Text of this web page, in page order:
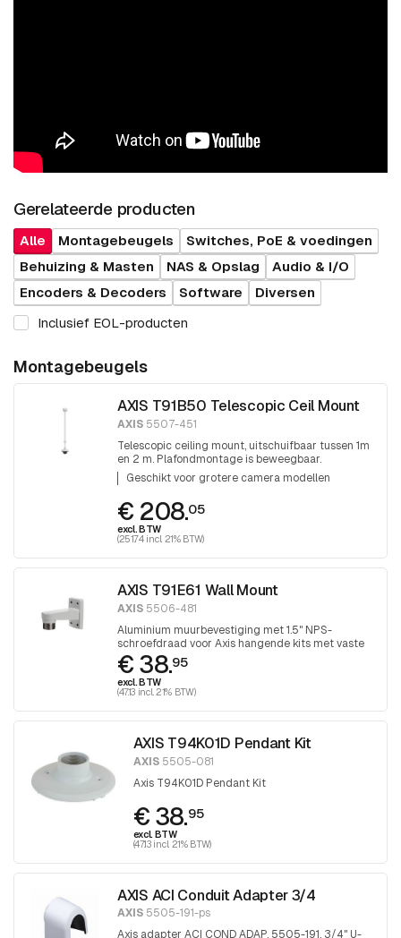
Gerelateerde producten
Alle Montagebeugels
Switches, PoE & voedingen
Behuizing & Masten
NAS & Opslag
Audio & I/O
Encoders & Decoders
Software
Diversen
Inclusief EOL-producten
Montagebeugels
AXIS T91B50 Telescopic Ceil Mount
AXIS 5507-451
Telescopic ceiling mount, uitschuifbaar tussen 1m
en 2 m. Plafondmontage is beweegbaar.
Eindschroefdraad 1,5 inch PT draad.
Geschikt voor grotere camera modellen
€ 208.05
excl. BTW
(251.74 incl. 21% BTW)
AXIS T91E61 Wall Mount
AXIS 5506-481
Aluminium muurbevestiging met 1.5" NPS-
schroefdraad voor Axis hangende kits met vaste
koepel.
€ 38.95
excl. BTW
(47.13 incl. 21% BTW)
AXIS T94K01D Pendant Kit
AXIS5505-081
Axis T94K01D Pendant Kit
€ 38.95
excl. BTW
(47.13 incl. 21% BTW)
AXIS ACI Conduit Adapter 3/4
AXIS 5505-191-ps
Axis adapter ACI COND ADAP, 5505-191, 3/4" U-